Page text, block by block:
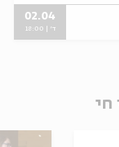
02.04
ד' | 18:00
חי